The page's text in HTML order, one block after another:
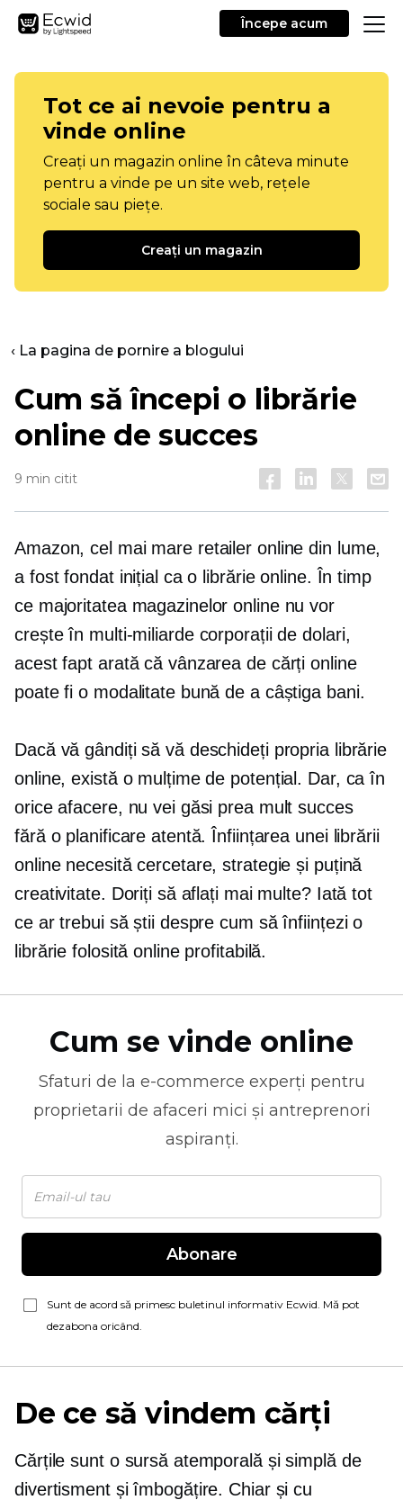
Începe acum
Tot ce ai nevoie pentru a
vinde online
Creați un magazin online în câteva minute
pentru a vinde pe un site web, rețele
sociale sau piețe.
Creați un magazin
‹ La pagina de pornire a blogului
Cum să începi o librărie
online de succes
9 min citit
Amazon, cel mai mare retailer online din lume,
a fost fondat inițial ca o librărie online. În timp
ce majoritatea magazinelor online nu vor
crește în multi-miliardecorporații de dolari,
acest fapt arată că vânzarea de cărți online
poate fi o modalitate bună de a câștiga bani.
Dacă vă gândiți să vă deschideți propria librărie
online, există o mulțime de potențial. Dar, ca în
orice afacere, nu vei găsi prea mult succes
fără o planificare atentă. Înființarea unei librării
online necesită cercetare, strategie și puțină
creativitate. Doriți să aflați mai multe? Iată tot
ce ar trebui să știi despre cum să înființezi o
librărie folosită online profitabilă.
Cum se vinde online
Sfaturi de la e-commerce experți pentru
proprietarii de afaceri mici și antreprenori
aspiranți.
Abonare
Sunt de acord să primesc buletinul informativ Ecwid. Mă pot
dezabona oricând.
De ce să vindem cărți
Cărțile sunt o sursă atemporală și simplă de
divertisment și îmbogățire. Chiar și cu